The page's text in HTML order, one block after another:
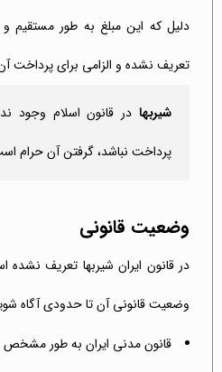
دلیل که این مبلغ به طور مستقیم
تعریف نشده و الزامی برای پرداخت
شیربها در قانون اسلام وجود
پرداخت نباشد، گرفتن آن حرام
وضعیت قانونی
در قانون ایران شیربها تعریف نشده
وضعیت قانونی آن تا حدودی آگاه
قانون مدنی ایران به طور مشخص